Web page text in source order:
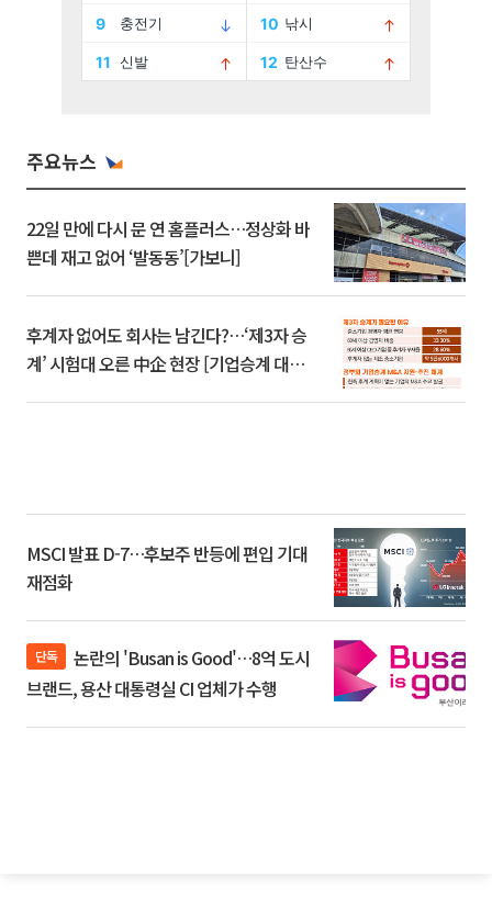
주요뉴스
22일 만에 다시 문 연 홈플러스…정상화 바
쁜데 재고 없어 ‘발동동’[가보니]
후계자 없어도 회사는 남긴다?…‘제3자 승
계’ 시험대 오른 中企 현장 [기업승계 대전
MSCI 발표 D-7…후보주 반등에 편입 기대
재점화
단독
브랜드, 용산 대통령실 CI 업체가 수행